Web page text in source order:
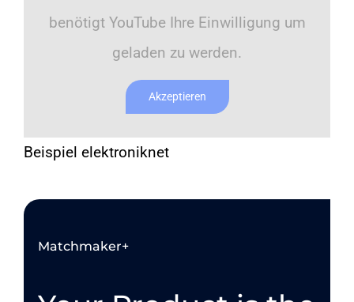
benötigt YouTube Ihre Einwilligung um
geladen zu werden.
Akzeptieren
Beispiel elektroniknet
Matchmaker+